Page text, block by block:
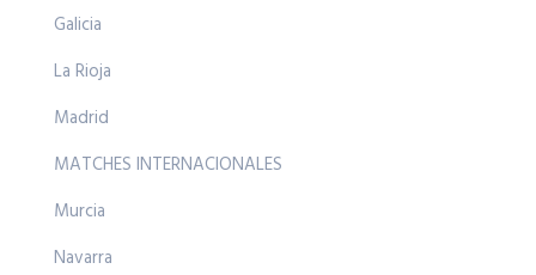
Galicia
La Rioja
Madrid
MATCHES INTERNACIONALES
Murcia
Navarra